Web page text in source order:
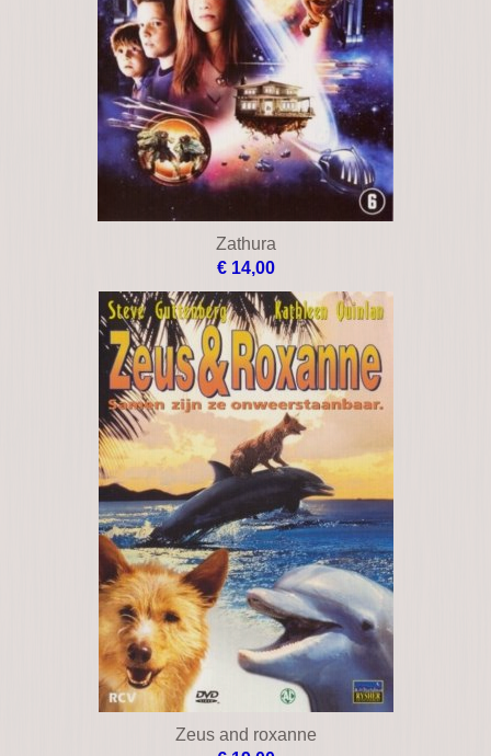
Young black stallion
€ 16,00
Zathura
€ 14,00